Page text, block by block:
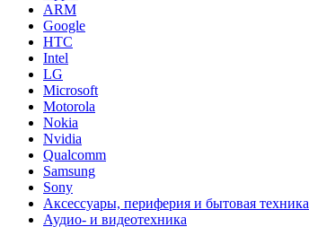
ARM
Google
HTC
Intel
LG
Microsoft
Motorola
Nokia
Nvidia
Qualcomm
Samsung
Sony
Аксессуары, периферия и бытовая техника
Аудио- и видеотехника